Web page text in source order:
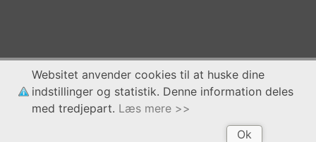
Ok
Websitet anvender cookies til at huske dine
indstillinger og statistik. Denne information deles
med tredjepart. Læs mere >>